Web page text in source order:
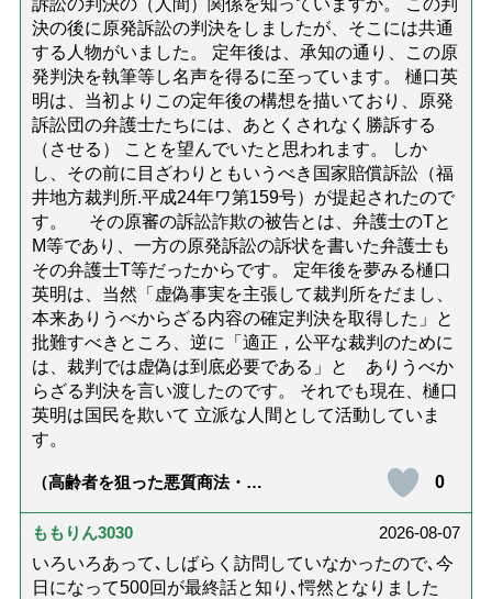
訴訟の判決の（人間）関係を知っていますか。 この判
決の後に原発訴訟の判決をしましたが、そこには共通
する人物がいました。 定年後は、承知の通り、この原
発判決を執筆等し名声を得るに至っています。 樋口英
明は、当初よりこの定年後の構想を描いており、原発
訴訟団の弁護士たちには、あとくされなく勝訴する
（させる） ことを望んでいたと思われます。 しか
し、その前に目ざわりともいうべき国家賠償訴訟（福
井地方裁判所.平成24年ワ第159号）が提起されたので
す。 その原審の訴訟詐欺の被告とは、弁護士のTと
M等であり、一方の原発訴訟の訴状を書いた弁護士も
その弁護士T等だったからです。 定年後を夢みる樋口
英明は、当然「虚偽事実を主張して裁判所をだまし、
本来ありうべからざる内容の確定判決を取得した」と
批難すべきところ、逆に「適正，公平な裁判のために
は、裁判では虚偽は到底必要である」と ありうべか
らざる判決を言い渡したのです。 それでも現在、樋口
英明は国民を欺いて 立派な人間として活動していま
す。
（高齢者を狙った悪質商法・訪
ないための4つの対策「騙されや
すい人の特徴は？」【社会福祉
0
ももりん3030
2026-08-07
いろいろあって､しばらく訪問していなかったので､今
日になって500回が最終話と知り､愕然となりました